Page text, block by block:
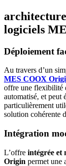
logiciels
Déploiement
Au travers d’un
MES COOX
offre une flexibilité
automatisé, et peut
particulièrement
solution cohérente
Intégration
L’offre intégrée et
Origin permet une